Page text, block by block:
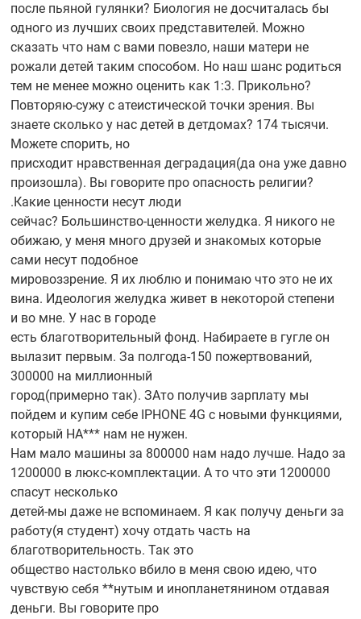
после пьяной гулянки? Биология не досчиталась бы
одного из лучших своих представителей. Можно
сказать что нам с вами повезло, наши матери не
рожали детей таким способом. Но наш шанс родиться
тем не менее можно оценить как 1:3. Прикольно?
Повторяю-сужу с атеистической точки зрения. Вы
знаете сколько у нас детей в детдомах? 174 тысячи.
Можете спорить, но
присходит нравственная деградация(да она уже давно
произошла). Вы говорите про опасность религии?
.Какие ценности несут люди
сейчас? Большинство-ценности желудка. Я никого не
обижаю, у меня много друзей и знакомых которые
сами несут подобное
мировоззрение. Я их люблю и понимаю что это не их
вина. Идеология желудка живет в некоторой степени
и во мне. У нас в городе
есть благотворительный фонд. Набираете в гугле он
вылазит первым. За полгода-150 пожертвований,
300000 на миллионный
город(примерно так). ЗАто получив зарплату мы
пойдем и купим себе IPHONE 4G с новыми функциями,
который НА*** нам не нужен.
Нам мало машины за 800000 нам надо лучше. Надо за
1200000 влюкс-комплектации. А то что эти 1200000
спасут несколько
детей-мы даже не вспоминаем. Я как получу деньги за
работу(я студент) хочу отдать часть на
благотворительность. Так это
общество настолько вбило в меня свою идею, что
чувствую себя **нутым и инопланетянином отдавая
деньги. Вы говорите про